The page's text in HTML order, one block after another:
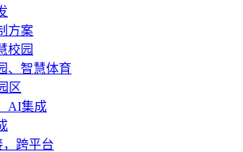
方案
校园
、智慧体育
区
AI集成
，跨平台